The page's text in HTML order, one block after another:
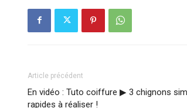
Article précédent
En vidéo : Tuto coiffure ▶ 3 chignons
rapides à réaliser !